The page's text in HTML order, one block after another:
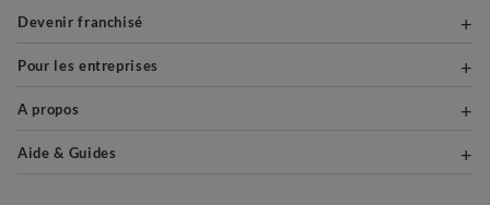
Devenir franchisé
Pour les entreprises
A propos
Aide & Guides